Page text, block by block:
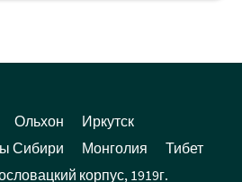
Ольхон
Иркутск
Сибири
Монголия
Тибет
корпус, 1919г.